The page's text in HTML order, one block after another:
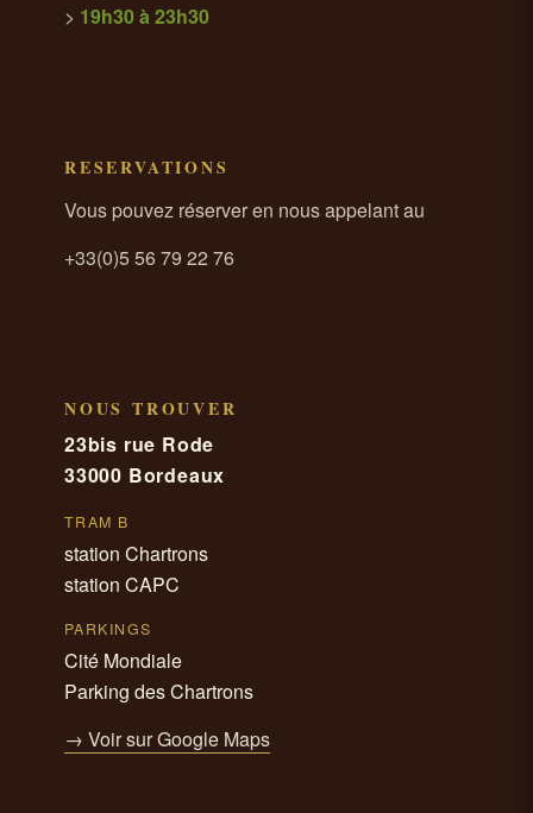
> 19h30 à 23h30
RESERVATIONS
Vous pouvez réserver en nous appelant au
+33(0)5 56 79 22 76
NOUS TROUVER
23bis rue Rode
33000 Bordeaux
TRAM B
station Chartrons
station CAPC
PARKINGS
Cité Mondiale
Parking des Chartrons
→ Voir sur Google Maps